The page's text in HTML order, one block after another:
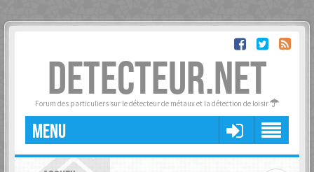
DETECTEUR.NET
Forum des particuliers sur le détecteur de métaux et la détection de loisir
MENU